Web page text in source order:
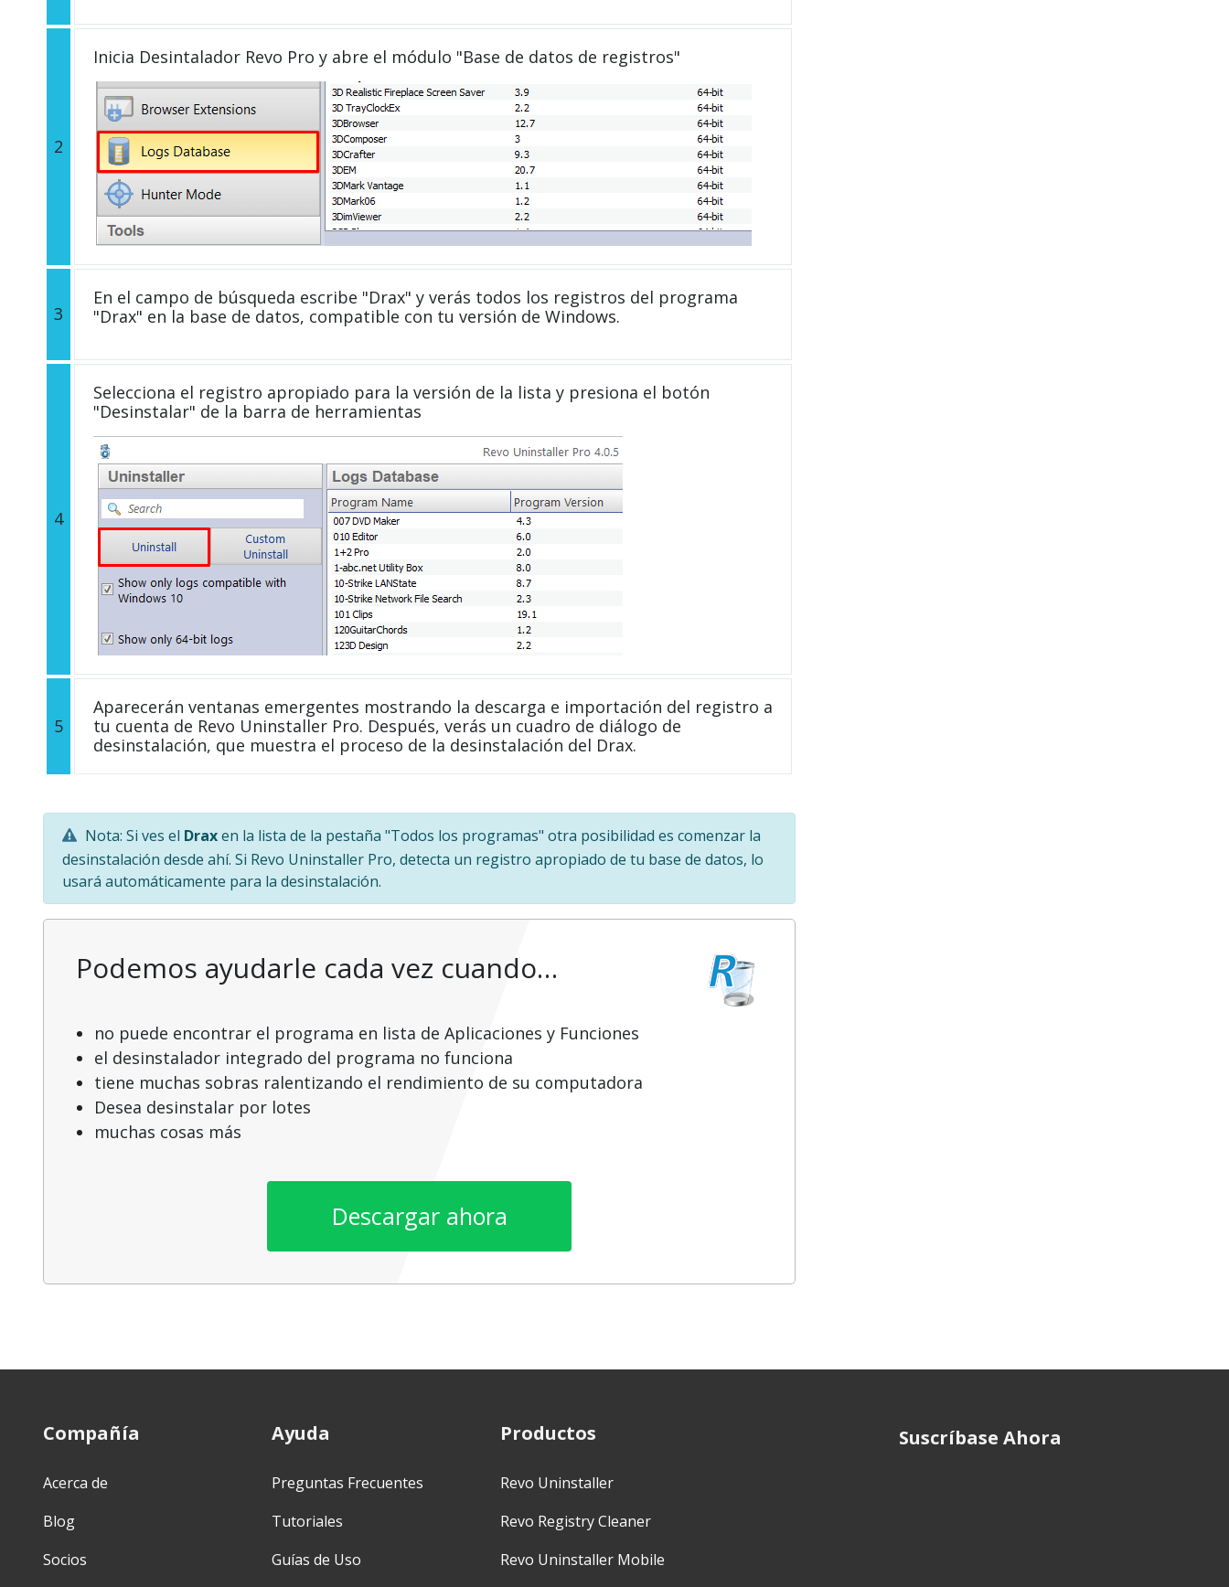
2
Inicia Desintalador Revo Pro y abre el módulo "Base de datos de registros"
3
En el campo de búsqueda escribe "Drax" y verás todos los registros del programa
"Drax" en la base de datos, compatible con tu versión de Windows.
4
Selecciona el registro apropiado para la versión de la lista y presiona el botón
"Desinstalar" de la barra de herramientas
5
Aparecerán ventanas emergentes mostrando la descarga e importación del registro a
tu cuenta de Revo Uninstaller Pro. Después, verás un cuadro de diálogo de
desinstalación, que muestra el proceso de la desinstalación del Drax.
Nota: Si ves el Draxen la lista de la pestaña "Todos los programas" otra posibilidad es comenzar la
desinstalación desde ahí. Si Revo Uninstaller Pro, detecta un registro apropiado de tu base de datos, lo
usará automáticamente para la desinstalación.
Podemos ayudarle cada vez cuando…
no puede encontrar el programa en lista de Aplicaciones y Funciones
el desinstalador integrado del programa no funciona
tiene muchas sobras ralentizando el rendimiento de su computadora
Desea desinstalar por lotes
muchas cosas más
Descargar ahora
Compañía
Acerca de
Blog
Socios
Ayuda
Preguntas Frecuentes
Tutoriales
Guías de Uso
Productos
Revo Uninstaller
Revo Registry Cleaner
Revo Uninstaller Mobile
Suscríbase Ahora